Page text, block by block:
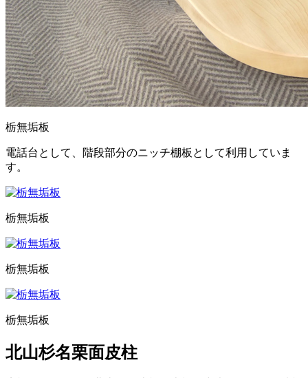
栃無垢板
電話台として、階段部分のニッチ棚板として利用していま
す。
栃無垢板
栃無垢板
栃無垢板
北山杉名栗面皮柱